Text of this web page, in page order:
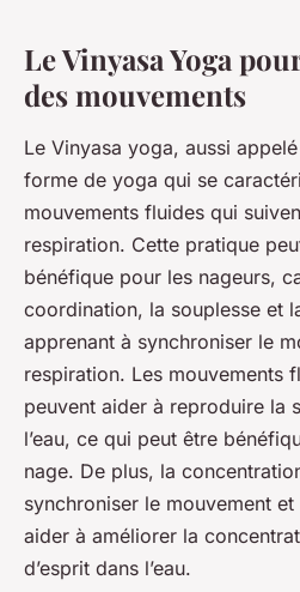
Le Vinyasa Yoga
des mouvements
Le Vinyasa yoga, aussi
forme de yoga qui se
mouvements fluides qui
respiration. Cette pratique
bénéfique pour les nageurs,
coordination, la souplesse et
apprenant à synchroniser le
respiration. Les mouvements
peuvent aider à reproduire la
l’eau, ce qui peut être
nage. De plus, la
synchroniser le mouvement
aider à améliorer la
d’esprit dans l’eau.